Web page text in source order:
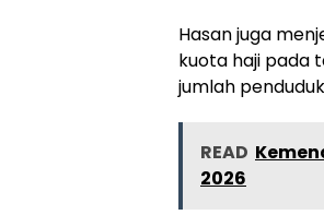
Hasan juga
kuota haji pada
jumlah
READ
2026